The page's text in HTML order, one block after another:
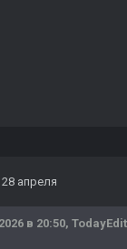
28 апреля
в 20:50,